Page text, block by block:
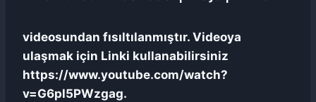
videosundan fısıltılanmıştır. Videoya
ulaşmak için Linki kullanabilirsiniz
https://www.youtube.com/watch?
v=G6pl5PWzgag.